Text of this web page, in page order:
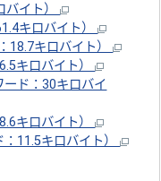
バイト）
キロバイト）
18.7キロバイト）
キロバイト）
ード：30キロバイ
キロバイト）
：11.5キロバイト）